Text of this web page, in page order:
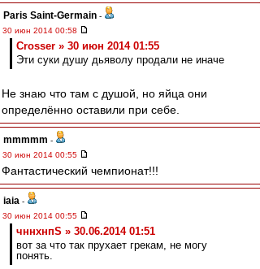
Paris Saint-Germain -
30 июн 2014 00:58
Crosser » 30 июн 2014 01:55
Эти суки душу дьяволу продали не иначе
Не знаю что там с душой, но яйца они
определённо оставили при себе.
mmmmm -
30 июн 2014 00:55
Фантастический чемпионат!!!
iaia -
30 июн 2014 00:55
чннхнпS » 30.06.2014 01:51
вот за что так прухает грекам, не могу
понять.